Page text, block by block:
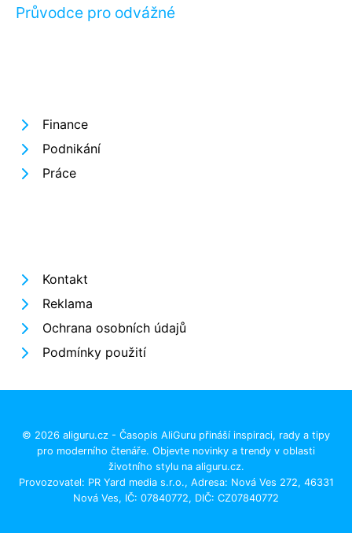
Průvodce pro odvážné
Finance
Podnikání
Práce
Kontakt
Reklama
Ochrana osobních údajů
Podmínky použití
© 2026 aliguru.cz - Časopis AliGuru přináší inspiraci, rady a tipy
pro moderního čtenáře. Objevte novinky a trendy v oblasti
životního stylu na aliguru.cz.
Provozovatel: PR Yard media s.r.o., Adresa: Nová Ves 272, 46331
Nová Ves, IČ: 07840772, DIČ: CZ07840772